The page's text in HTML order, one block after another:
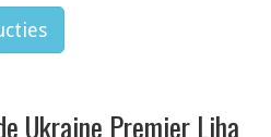
Ukraine Premjer Liha